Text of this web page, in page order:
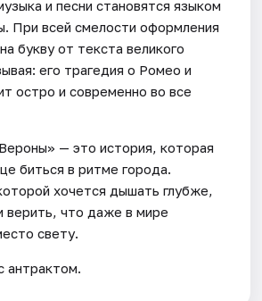
и песни становятся языком
При всей смелости оформления
букву от текста великого
его трагедия о Ромео и
остро и современно во все
— это история, которая
биться в ритме города.
хочется дышать глубже,
верить, что даже в мире
свету.
антрактом.